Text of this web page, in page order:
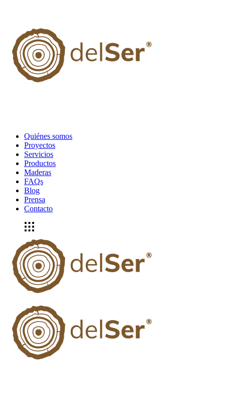
Quiénes somos
Proyectos
Servicios
Productos
Maderas
FAQs
Blog
Prensa
Contacto